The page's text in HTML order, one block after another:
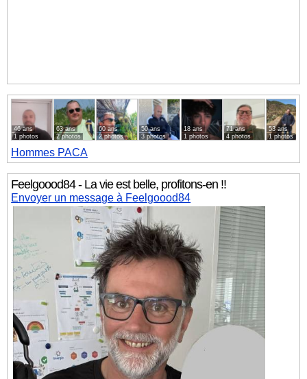
46 ans
1 photos
63 ans
2 photos
60 ans
2 photos
50 ans
3 photos
18 ans
1 photos
71 ans
4 photos
53 ans
1 photos
Hommes PACA
Feelgoood84 - La vie est belle, profitons-en !!
Envoyer un message à Feelgoood84